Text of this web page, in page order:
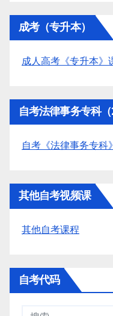
成考（专升本）
成人高考《专升本》
自考法律事务专科（
自考《法律事务专科
其他自考视频课
其他自考课程
自考代码